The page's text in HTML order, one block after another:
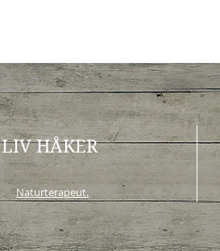
LIV HÅKER
Naturterapeut.